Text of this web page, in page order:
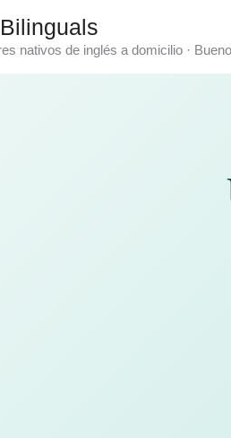
nativos de inglés a domicilio ·